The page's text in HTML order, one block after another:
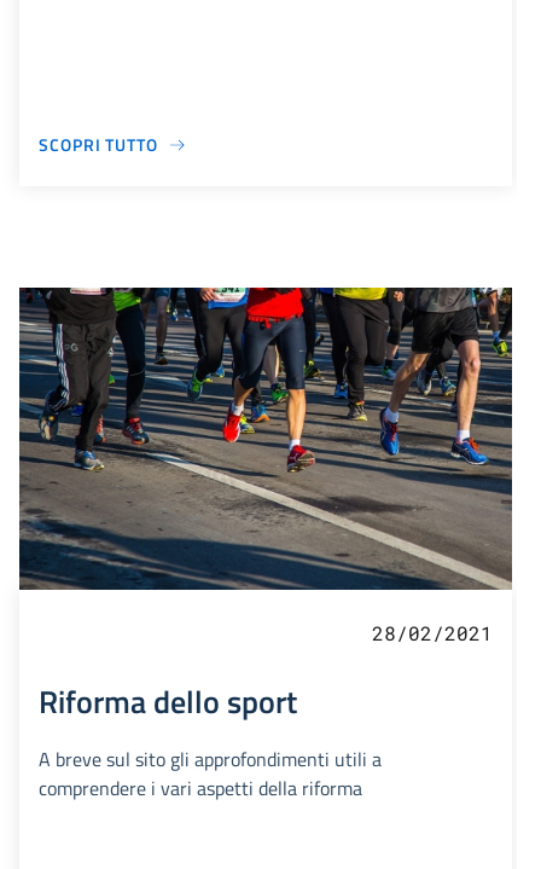
SCOPRI TUTTO
28/02/2021
Riforma dello sport
A breve sul sito gli approfondimenti utili a
comprendere i vari aspetti della riforma